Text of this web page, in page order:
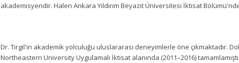
akademisyendir. Halen Ankara Yıldırım Beyazıt Üniversitesi İktisat
Dr. Tirgil'in akademik yolculuğu uluslararası deneyimlerle öne çıkmaktadır.
Northeastern University Uygulamalı İktisat alanında (2011–2016)